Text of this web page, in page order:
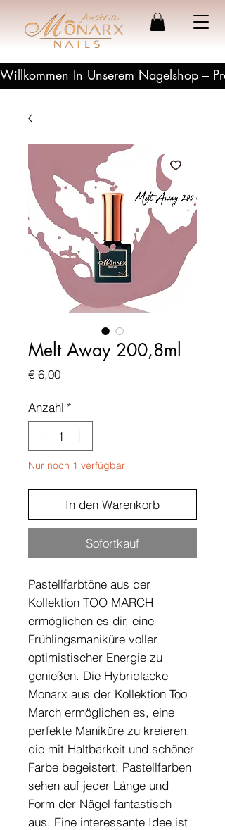
Willkommen In Unserem Nagelshop –
Melt Away 200,8ml
€ 6,00Preis
Anzahl *
Nur noch 1 verfügbar
In den Warenkorb
Sofortkauf
Pastellfarbtöne aus der
Kollektion TOO MARCH
ermöglichen es dir, eine
Frühlingsmaniküre voller
optimistischer Energie zu
genießen. Die Hybridlacke
Monarx aus der Kollektion Too
March ermöglichen es, eine
perfekte Maniküre zu kreieren,
die mit Haltbarkeit und schöner
Farbe begeistert. Pastellfarben
sehen auf jeder Länge und
Form der Nägel fantastisch
aus. Eine interessante Idee ist